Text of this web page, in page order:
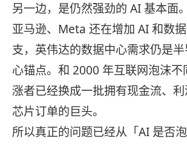
另一边，是仍然强劲的 AI 基本面
亚马逊、Meta 还在增加 AI 和数
支，英伟达的数据中心需求仍是
心锚点。和 2000 年互联网泡沫不
涨者已经换成一批拥有现金流、
芯片订单的巨头。
所以真正的问题已经从「AI 是否